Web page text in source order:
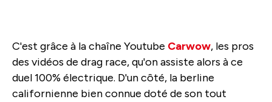
C'est grâce à la chaîne Youtube Carwow, les pros
des vidéos de drag race, qu'on assiste alors à ce
duel 100% électrique. D'un côté, la berline
californienne bien connue doté de son tout